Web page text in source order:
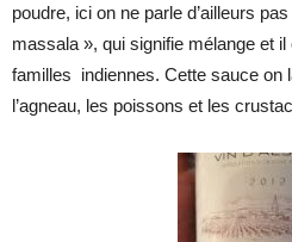
poudre, ici on ne parle d’ailleurs
massala », qui signifie mélange et
familles indiennes. Cette sauce on
l’agneau, les poissons et les